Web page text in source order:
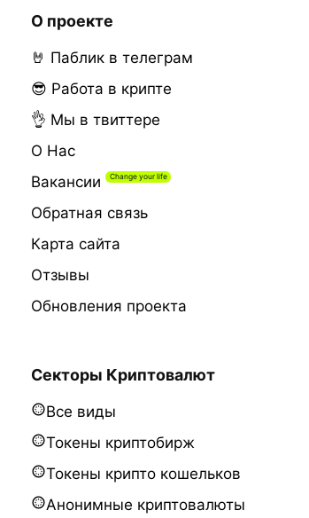
О проекте
🤘 Паблик в телеграм
😎 Работа в крипте
👌 Мы в твиттере
О Нас
Вакансии
Обратная связь
Карта сайта
Отзывы
Обновления проекта
Секторы Криптовалют
Все виды
Токены криптобирж
Токены крипто кошельков
Анонимные криптовалюты